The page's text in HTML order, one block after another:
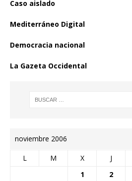
Caso aislado
Mediterráneo Digital
Democracia nacional
La Gazeta Occidental
noviembre 2006
L M X J
1 2